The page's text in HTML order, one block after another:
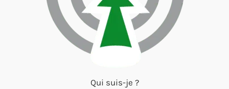
Qui suis-je ?